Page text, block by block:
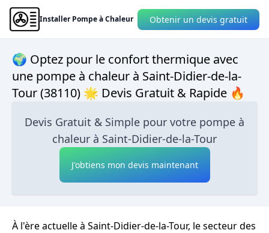
Installer Pompe à Chaleur Obtenir un devis gratuit
🌍 Optez pour le confort thermique avec
une pompe à chaleur à Saint-Didier-de-la-
Tour (38110) 🌟 Devis Gratuit & Rapide 🔥
Devis Gratuit & Simple pour votre pompe à
chaleur à Saint-Didier-de-la-Tour
J'obtiens mon devis maintenant
À l'ère actuelle à Saint-Didier-de-la-Tour, le secteur des